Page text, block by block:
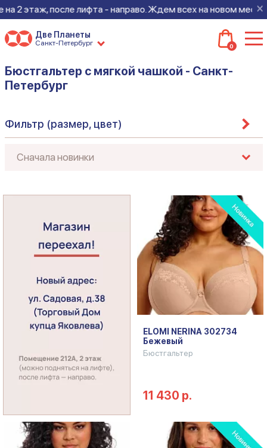
×
лифта - направо. Ждем всех на новом месте!
Две Планеты
Санкт-Петербург 0
Бюстгальтер с мягкой чашкой - Санкт-
Петербург
Фильтр (размер, цвет)
ELOMI NERINA 302734
Бежевый
Бюстгальтер
11 430 р.